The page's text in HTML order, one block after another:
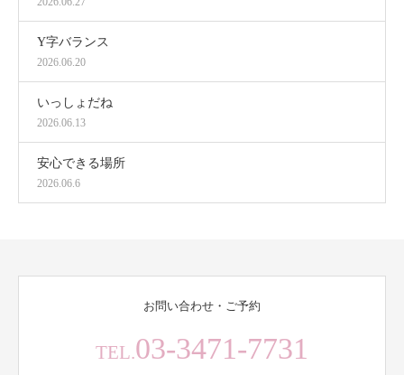
Y字バランス
2026.06.20
いっしょだね
2026.06.13
安心できる場所
2026.06.6
お問い合わせ・ご予約
TEL.03-3471-7731